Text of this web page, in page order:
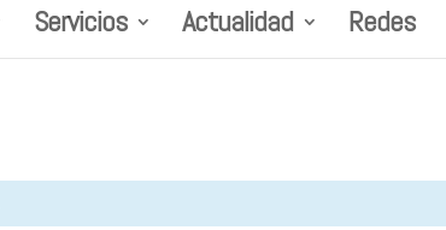
Servicios Actualidad Redes